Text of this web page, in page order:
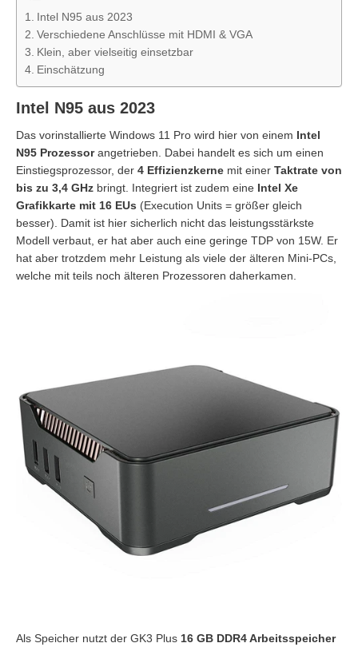
Intel N95 aus 2023
Verschiedene Anschlüsse mit HDMI & VGA
Klein, aber vielseitig einsetzbar
Einschätzung
Intel N95 aus 2023
Das vorinstallierte Windows 11 Pro wird hier von einem Intel
N95 Prozessorangetrieben. Dabei handelt es sich um einen
Einstiegsprozessor, der 4 Effizienzkerne mit einer Taktrate von
bis zu 3,4 GHz bringt. Integriert ist zudem eine Intel Xe
Grafikkarte mit 16 EUs (Execution Units = größer gleich
besser). Damit ist hier sicherlich nicht das leistungsstärkste
Modell verbaut, er hat aber auch eine geringe TDP von 15W. Er
hat aber trotzdem mehr Leistung als viele der älteren Mini-PCs,
welche mit teils noch älteren Prozessoren daherkamen.
Als Speicher nutzt der GK3 Plus 16 GB DDR4 Arbeitsspeicher